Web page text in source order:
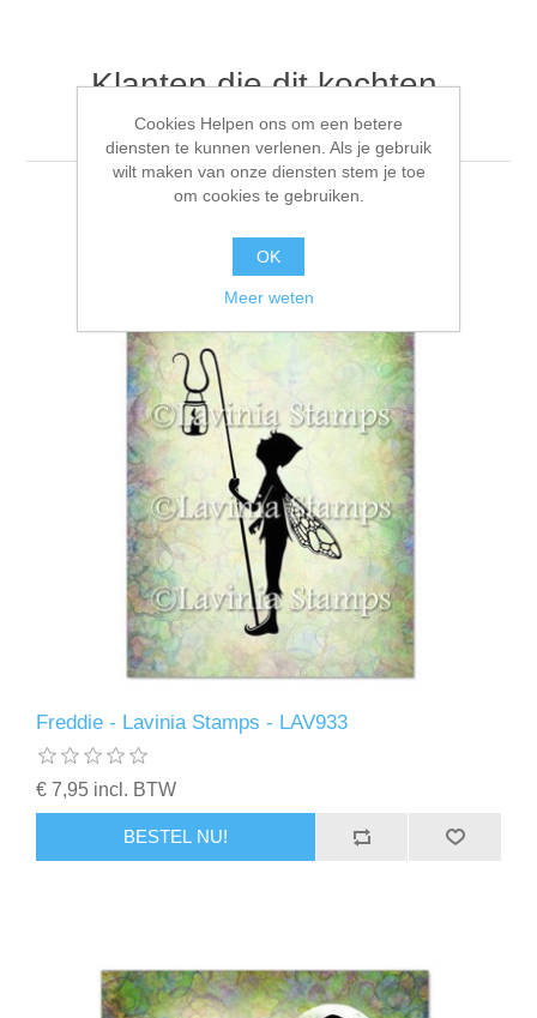
Klanten die dit kochten,
kochten ook
Freddie - Lavinia Stamps - LAV933
€ 7,95 incl. BTW
BESTEL NU!
Cookies Helpen ons om een betere
diensten te kunnen verlenen. Als je gebruik
wilt maken van onze diensten stem je toe
om cookies te gebruiken.
OK
Meer weten